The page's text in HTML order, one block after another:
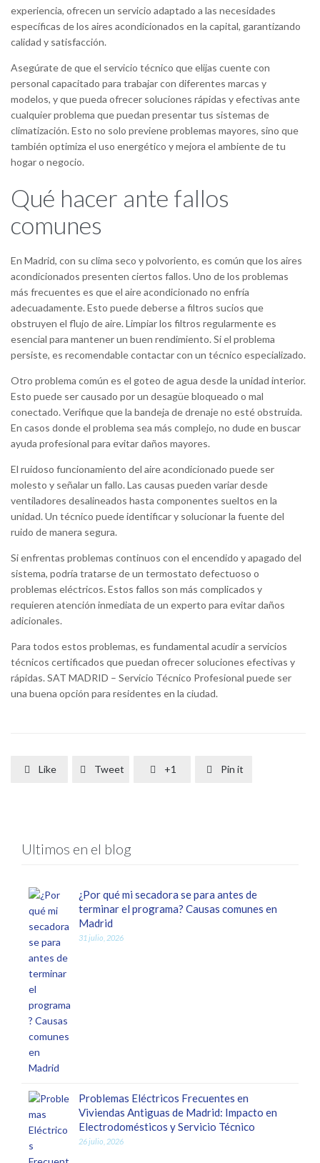
experiencia, ofrecen un servicio adaptado a las necesidades
específicas de los aires acondicionados en la capital, garantizando
calidad y satisfacción.
Asegúrate de que el servicio técnico que elijas cuente con
personal capacitado para trabajar con diferentes marcas y
modelos, y que pueda ofrecer soluciones rápidas y efectivas ante
cualquier problema que puedan presentar tus sistemas de
climatización. Esto no solo previene problemas mayores, sino que
también optimiza el uso energético y mejora el ambiente de tu
hogar o negocio.
Qué hacer ante fallos
comunes
En Madrid, con su clima seco y polvoriento, es común que los aires
acondicionados presenten ciertos fallos. Uno de los problemas
más frecuentes es que el aire acondicionado no enfría
adecuadamente. Esto puede deberse a filtros sucios que
obstruyen el flujo de aire. Limpiar los filtros regularmente es
esencial para mantener un buen rendimiento. Si el problema
persiste, es recomendable contactar con un técnico especializado.
Otro problema común es el goteo de agua desde la unidad interior.
Esto puede ser causado por un desagüe bloqueado o mal
conectado. Verifique que la bandeja de drenaje no esté obstruida.
En casos donde el problema sea más complejo, no dude en buscar
ayuda profesional para evitar daños mayores.
El ruidoso funcionamiento del aire acondicionado puede ser
molesto y señalar un fallo. Las causas pueden variar desde
ventiladores desalineados hasta componentes sueltos en la
unidad. Un técnico puede identificar y solucionar la fuente del
ruido de manera segura.
Si enfrentas problemas continuos con el encendido y apagado del
sistema, podría tratarse de un termostato defectuoso o
problemas eléctricos. Estos fallos son más complicados y
requieren atención inmediata de un experto para evitar daños
adicionales.
Para todos estos problemas, es fundamental acudir a servicios
técnicos certificados que puedan ofrecer soluciones efectivas y
rápidas. SAT MADRID – Servicio Técnico Profesional puede ser
una buena opción para residentes en la ciudad.
 Like  Tweet  +1  Pin it
Ultimos en el blog
¿Por qué mi secadora se para antes de
terminar el programa? Causas comunes en
Madrid
31 julio, 2026
Problemas Eléctricos Frecuentes en
Viviendas Antiguas de Madrid: Impacto en
Electrodomésticos y Servicio Técnico
26 julio, 2026